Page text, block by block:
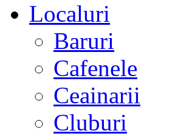
Localuri
Baruri
Cafenele
Ceainarii
Cluburi